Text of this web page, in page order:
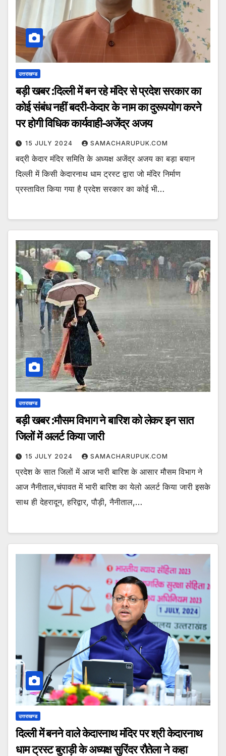
उत्तराखण्ड
बड़ी खबर :दिल्ली में बन रहे मंदिर से प्रदेश सरकार का
कोई संबंध नहीं बदरी-केदार के नाम का दुरूपयोग करने
पर होगी विधिक कार्यवाही-अजेंद्र अजय
15 JULY 2024 SAMACHARUPUK.COM
बद्री केदार मंदिर समिति के अध्यक्ष अजेंद्र अजय का बड़ा बयान
दिल्ली में किसी केदारनाथ धाम ट्रस्ट द्वारा जो मंदिर निर्माण
प्रस्तावित किया गया है प्रदेश सरकार का कोई भी…
उत्तराखण्ड
बड़ी खबर :मौसम विभाग ने बारिश को लेकर इन सात
जिलों में अलर्ट किया जारी
15 JULY 2024 SAMACHARUPUK.COM
प्रदेश के सात जिलों में आज भारी बारिश के आसार मौसम विभाग ने
आज नैनीताल,चंपावत में भारी बारिश का येलो अलर्ट किया जारी इसके
साथ ही देहरादून, हरिद्वार, पौड़ी, नैनीताल,…
उत्तराखण्ड
दिल्ली में बनने वाले केदारनाथ मंदिर पर श्री केदारनाथ
धाम ट्रस्ट बुराड़ी के अध्यक्ष सुरिंदर रौतेला ने कहा